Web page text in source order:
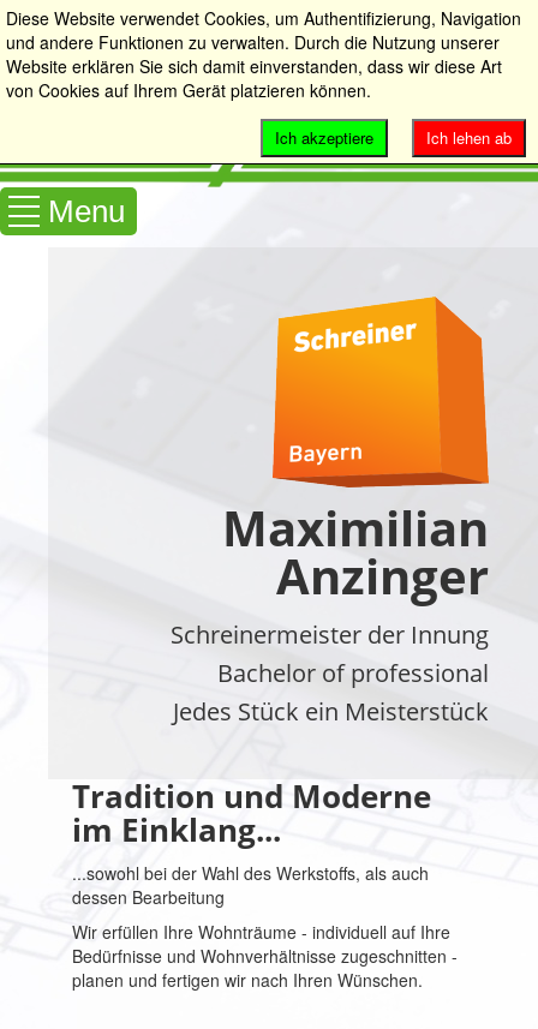
Menu
Maximilian
Anzinger
Schreinermeister der Innung
Bachelor of professional
Jedes Stück ein Meisterstück
Tradition und Moderne
im Einklang...
...sowohl bei der Wahl des Werkstoffs, als auch
dessen Bearbeitung
Wir erfüllen Ihre Wohnträume - individuell auf Ihre
Bedürfnisse und Wohnverhältnisse zugeschnitten -
planen und fertigen wir nach Ihren Wünschen.
Diese Website verwendet Cookies, um Authentifizierung, Navigation
und andere Funktionen zu verwalten. Durch die Nutzung unserer
Website erklären Sie sich damit einverstanden, dass wir diese Art
von Cookies auf Ihrem Gerät platzieren können.
Ich lehen ab
Ich akzeptiere